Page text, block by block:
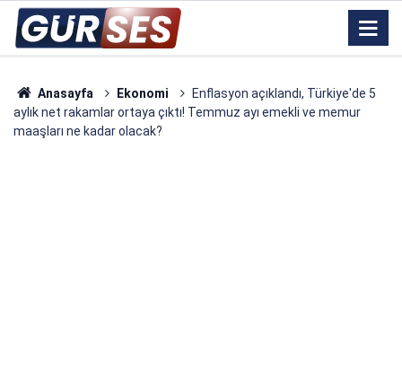
Anasayfa Ekonomi
Enflasyon açıklandı, Türkiye'de 5
aylık net rakamlar ortaya çıktı! Temmuz ayı emekli ve memur
maaşları ne kadar olacak?